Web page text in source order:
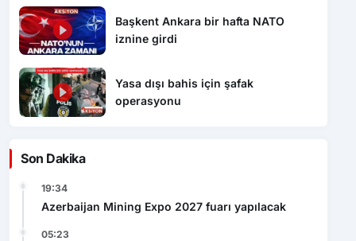
Başkent Ankara bir hafta NATO
iznine girdi
Yasa dışı bahis için şafak
operasyonu
Son Dakika
19:34
Azerbaijan Mining Expo 2027 fuarı yapılacak
05:23